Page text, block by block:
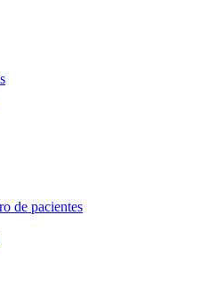
de pacientes